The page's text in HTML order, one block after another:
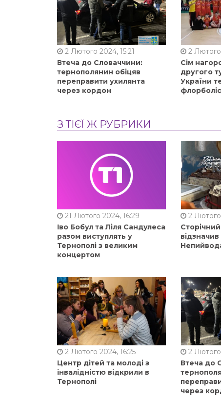
2 Лютого 2024, 15:21
Втеча до Словаччини:
тернополянин обіцяв
переправити ухилянта
через кордон
2
Сім
другого
України
З ТІЄЇ Ж РУБРИКИ
21 Лютого 2024, 16:29
Іво Бобул та Ліля Сандулеса
разом виступлять у
Тернополі з великим
концертом
2 Лютого
2 Лютого 2024, 16:25
Центр дітей та молоді з
інвалідністю відкрили в
Тернополі
2 Лютого
Втеча до
через